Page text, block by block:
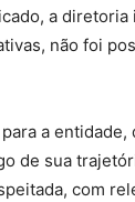
a
não foi
a
de sua
com